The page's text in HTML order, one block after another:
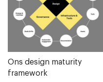
Ons design maturity
framework